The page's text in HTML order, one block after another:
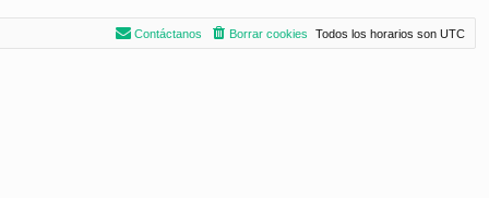
Todos los horarios son UTC
Borrar cookies
Contáctanos